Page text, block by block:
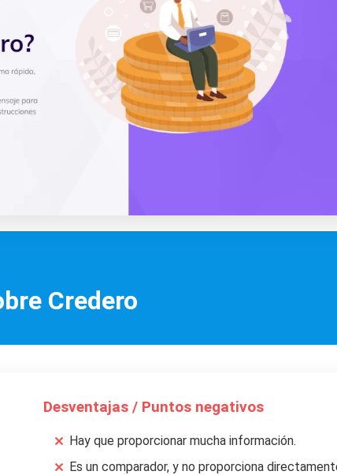
Credero
Desventajas / Puntos negativos
Hay que proporcionar mucha información.
Es un comparador, y no proporciona